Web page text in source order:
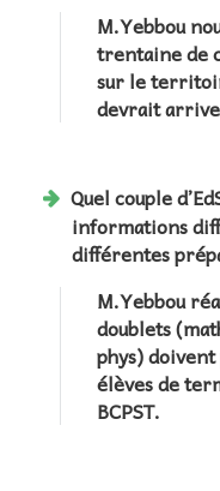
M.Yebbou
trentaine de
sur le
devrait
Quel couple
informations
différentes
M.Yebbou
doublets
phys)
élèves de
BCPST.